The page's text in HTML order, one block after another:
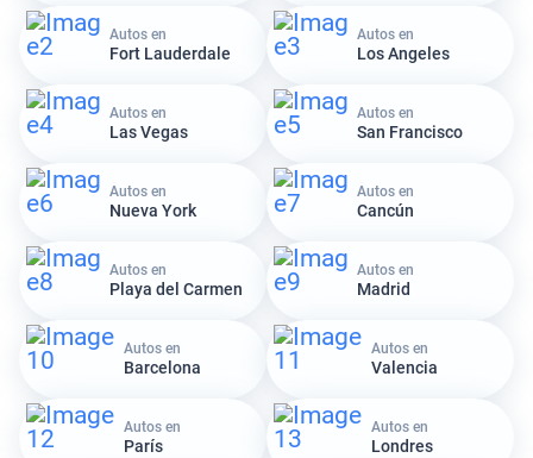
Autos en
Fort Lauderdale
Autos en
Los Angeles
Autos en
Las Vegas
Autos en
San Francisco
Autos en
Nueva York
Autos en
Cancún
Autos en
Playa del Carmen
Autos en
Madrid
Autos en
Barcelona
Autos en
Valencia
Autos en
París
Autos en
Londres